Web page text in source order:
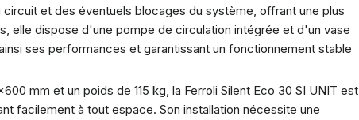
et des éventuels blocages du système, offrant une plus
elle dispose d'une pompe de circulation intégrée et d'un vase
ses performances et garantissant un fonctionnement stable
mm et un poids de 115 kg, la Ferroli Silent Eco 30 SI UNIT est
facilement à tout espace. Son installation nécessite une